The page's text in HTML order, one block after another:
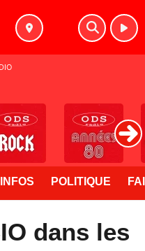
INFOS POLITIQUE
dans les